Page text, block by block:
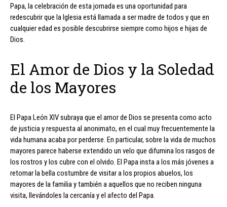
Papa, la celebración de esta jornada es una oportunidad para
redescubrir que la Iglesia está llamada a ser madre de todos y que en
cualquier edad es posible descubrirse siempre como hijos e hijas de
Dios.
El Amor de Dios y la Soledad
de los Mayores
El Papa León XIV subraya que el amor de Dios se presenta como acto
de justicia y respuesta al anonimato, en el cual muy frecuentemente la
vida humana acaba por perderse. En particular, sobre la vida de muchos
mayores parece haberse extendido un velo que difumina los rasgos de
los rostros y los cubre con el olvido. El Papa insta a los más jóvenes a
retomar la bella costumbre de visitar a los propios abuelos, los
mayores de la familia y también a aquellos que no reciben ninguna
visita, llevándoles la cercanía y el afecto del Papa.